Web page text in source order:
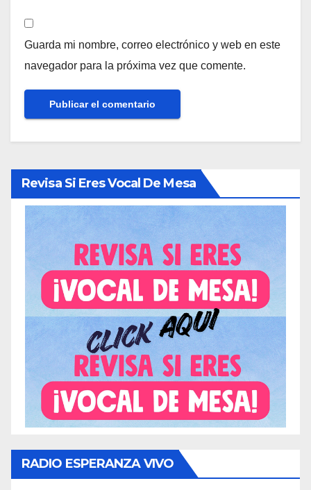
Guarda mi nombre, correo electrónico y web en este
navegador para la próxima vez que comente.
Revisa Si Eres Vocal De Mesa
RADIO ESPERANZA VIVO